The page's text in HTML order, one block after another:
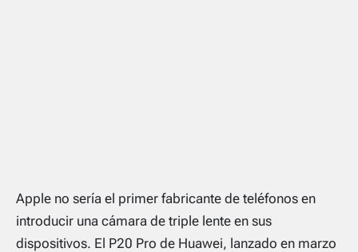
Apple no sería el primer fabricante de teléfonos en
introducir una cámara de triple lente en sus
dispositivos. El P20 Pro de Huawei, lanzado en marzo